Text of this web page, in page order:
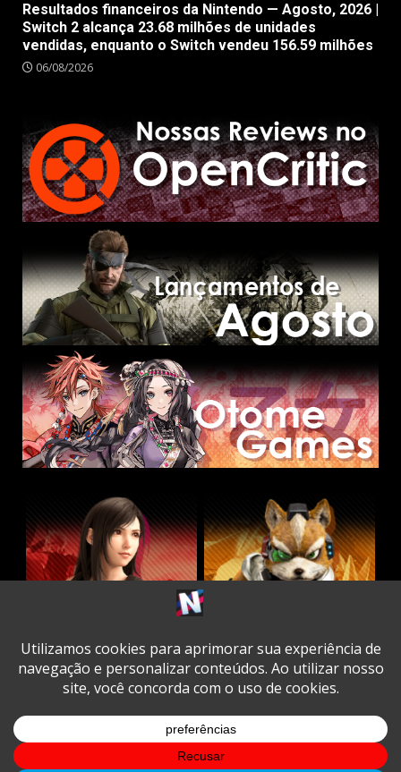
Resultados financeiros da Nintendo — Agosto, 2026 |
Switch 2 alcança 23.68 milhões de unidades
vendidas, enquanto o Switch vendeu 156.59 milhões
06/08/2026
TwitterFacebook
Instagram
YoutubeSpotifyCookie
Policy
Copyright © All rights reserved.